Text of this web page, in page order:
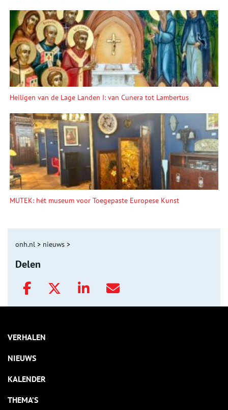
Heiligen van de Lage Landen I: van Cunera tot Lambertus
MUTEK: hét museum voor Toegepaste Europese Kunst
onh.nl > nieuws >
Delen
VERHALEN
NIEUWS
KALENDER
THEMA’S